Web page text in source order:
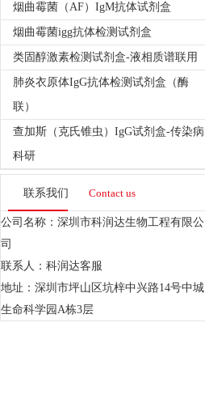
烟曲霉菌（AF）IgM抗体试剂盒
烟曲霉菌igg抗体检测试剂盒
类固醇激素检测试剂盒-液相质谱联用
肺炎衣原体IgG抗体检测试剂盒（酶
联）
查加斯（克氏锥虫）IgG试剂盒-传染病
科研
联系我们 Contact us
公司名称：深圳市科润达生物工程有限公
司
联系人：科润达客服
地址：深圳市坪山区坑梓中兴路14号中城
生命科学园A栋3层